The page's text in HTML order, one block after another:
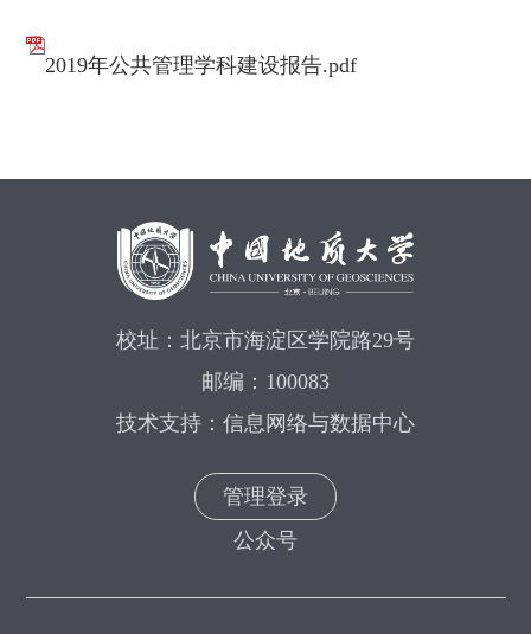
2019年公共管理学科建设报告.pdf
校址：北京市海淀区学院路29号
邮编：100083
技术支持：信息网络与数据中心
管理登录
公众号